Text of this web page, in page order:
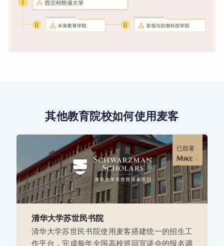
其他教育院校如何使用麦客
已部署
清华大学苏世民书院
清华大学苏世民书院使用麦客搭建统一的招生工
作平台，完成每年全国高校巡回宣讲会的报名调